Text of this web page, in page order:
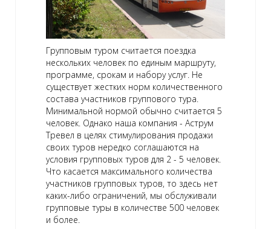
Групповым туром считается поездка
нескольких человек по единым маршруту,
программе, срокам и набору услуг. Не
существует жестких норм количественного
состава участников группового тура.
Минимальной нормой обычно считается 5
человек. Однако наша компания - Аструм
Тревел в целях стимулирования продажи
своих туров нередко соглашаются на
условия групповых туров для 2 - 5 человек.
Что касается максимального количества
участников групповых туров, то здесь нет
каких-либо ограничений, мы обслуживали
групповые туры в количестве 500 человек
и более.